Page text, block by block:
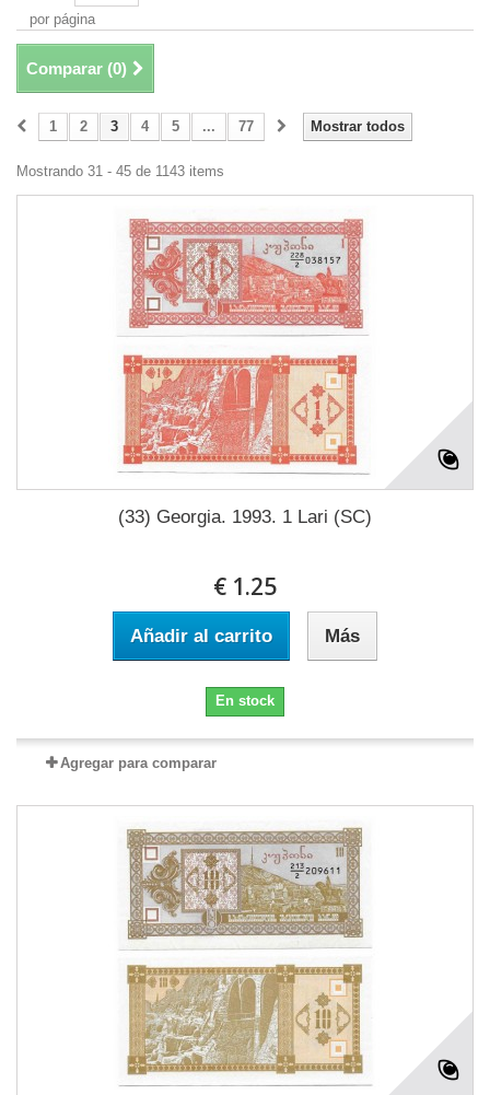
por página
Comparar (0)
Mostrar todos
1 2 3 4 5 ... 77
Mostrando 31 - 45 de 1143 items
(33) Georgia. 1993. 1 Lari (SC)
€ 1.25
Añadir al carrito Más
En stock
Agregar para comparar